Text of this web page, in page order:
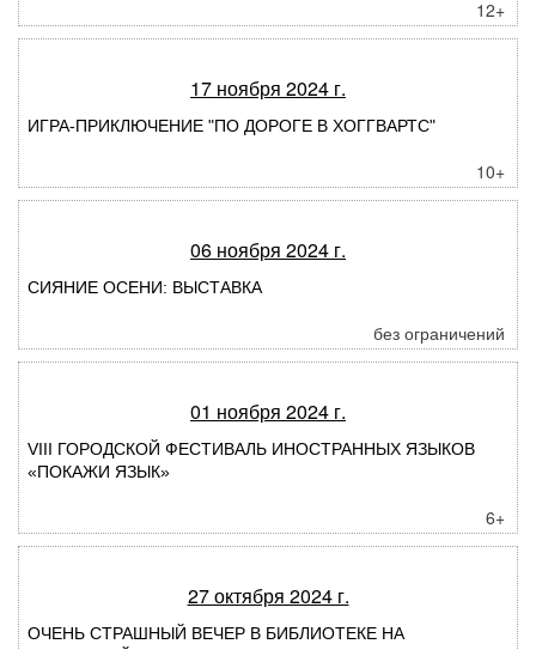
12+
17 ноября 2024 г.
ИГРА-ПРИКЛЮЧЕНИЕ "ПО ДОРОГЕ В ХОГГВАРТС"
10+
06 ноября 2024 г.
СИЯНИЕ ОСЕНИ: ВЫСТАВКА
без ограничений
01 ноября 2024 г.
VIII ГОРОДСКОЙ ФЕСТИВАЛЬ ИНОСТРАННЫХ ЯЗЫКОВ
«ПОКАЖИ ЯЗЫК»
6+
27 октября 2024 г.
ОЧЕНЬ СТРАШНЫЙ ВЕЧЕР В БИБЛИОТЕКЕ НА